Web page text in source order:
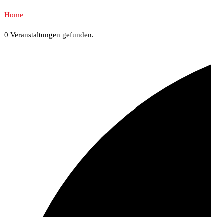
Home
0 Veranstaltungen gefunden.